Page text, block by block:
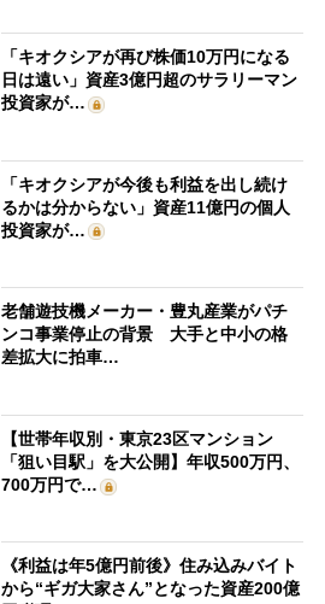
「キオクシアが再び株価10万円になる
日は遠い」資産3億円超のサラリーマン
投資家が…
「キオクシアが今後も利益を出し続け
るかは分からない」資産11億円の個人
投資家が…
老舗遊技機メーカー・豊丸産業がパチ
ンコ事業停止の背景 大手と中小の格
差拡大に拍車…
【世帯年収別・東京23区マンション
「狙い目駅」を大公開】年収500万円、
700万円で…
《利益は年5億円前後》住み込みバイト
から“ギガ大家さん”となった資産200億